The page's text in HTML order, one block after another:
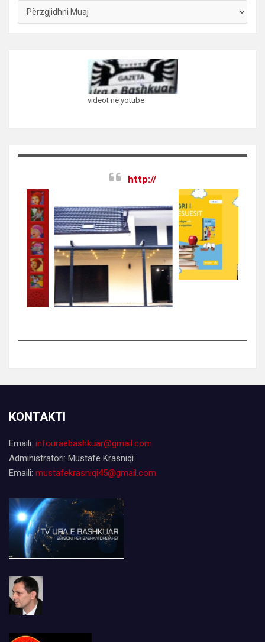
ARKIVI
videot në yotube
http://
KONTAKTI
Emaili: infouraebashkuar@gmail.com
Administratori: Mustafë Krasniqi
Emaili: mustafekrasniqi45@gmail.com